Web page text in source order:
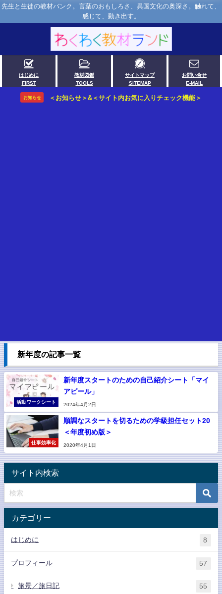
先生と生徒の教材バンク。言葉のおもしろさ、異国文化の奥深さ。触れて、
感じて、動き出す。
はじめに
FIRST
教材図鑑
TOOLS
サイトマップ
SITEMAP
お問い合せ
E-MAIL
お知らせ ＜お知らせ＞&＜サイト内お気に入りチェック機能＞
新年度の記事一覧
活動ワークシート
新年度スタートのための自己紹介シート「マイ
アピール」
2024年4月2日
仕事効率化
順調なスタートを切るための学級担任セット20
＜年度初め版＞
2020年4月1日
サイト内検索
カテゴリー
はじめに 8
プロフィール 57
旅景／旅日記 55